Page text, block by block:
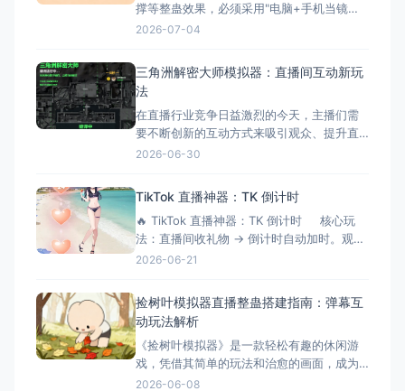
撑等整蛊效果，必须采用"电脑+手机当镜
头"的组合方案。本文将手把手教您完成整个
系统，配置建议：Intel i5以上处理器、8GB
2026-07-04
三角洲解密大师模拟器：直播间互动新玩
法
在直播行业竞争日益激烈的今天，主播们需
要不断创新的互动方式来吸引观众、提升直
播间氛围。三角洲解密大师模拟器作为一款
能够增加直播的趣味性，还能有效延长观众
停留时间，提升直播间的活跃度和收益。 什
么是三角洲解密大师模拟器？
2026-06-30
TikTok 直播神器：TK 倒计时
🔥 TikTok 直播神器：TK 倒计时 核心玩
法：直播间收礼物 → 倒计时自动加时。观众
刷得越猛，直播/挑战时间越长！完美适配
TikTok 直
2026-06-21
捡树叶模拟器直播整蛊搭建指南：弹幕互
动玩法解析
《捡树叶模拟器》是一款轻松有趣的休闲游
戏，凭借其简单的玩法和治愈的画面，成为
了直播整蛊玩法的新选择。今天就来详细介
2026-06-08